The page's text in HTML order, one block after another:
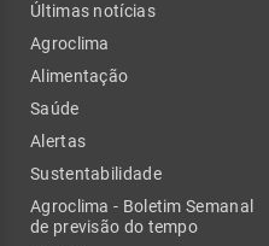
Últimas notícias
Agroclima
Alimentação
Saúde
Alertas
Sustentabilidade
Agroclima - Boletim Semanal
de previsão do tempo